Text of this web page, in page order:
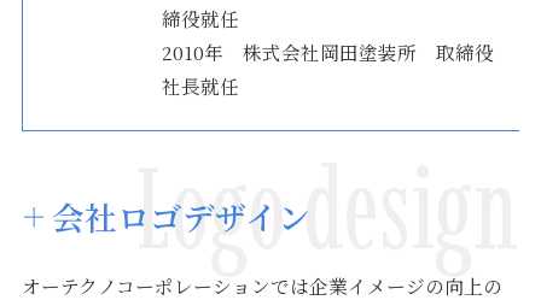
締役就任
2010年 株式会社岡田塗装所 取締役
社長就任
会社ロゴデザイン
Logo design
オーテクノコーポレーションでは企業イメージの向上の